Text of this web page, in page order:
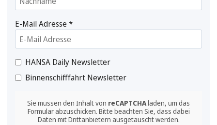
E-Mail Adresse*
HANSA Daily Newsletter
Binnenschifffahrt Newsletter
Sie müssen den Inhalt von reCAPTCHAladen, um das
Formular abzuschicken. Bitte beachten Sie, dass dabei
Daten mit Drittanbietern ausgetauscht werden.